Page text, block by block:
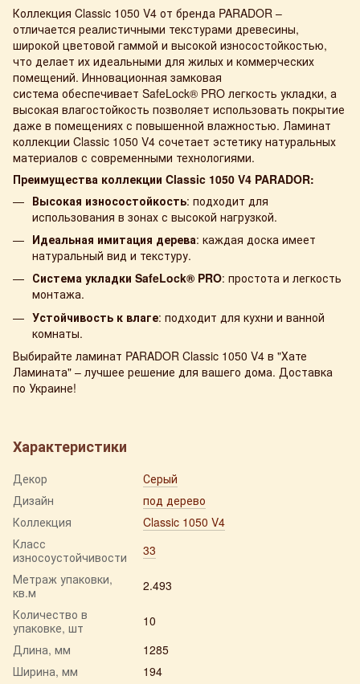
Коллекция Classic 1050 V4 от бренда PARADOR –
отличается реалистичными текстурами древесины,
широкой цветовой гаммой и высокой износостойкостью,
что делает их идеальными для жилых и коммерческих
помещений. Инновационная замковая
система обеспечивает SafeLock® PRO легкость укладки, а
высокая влагостойкость позволяет использовать покрытие
даже в помещениях с повышенной влажностью. Ламинат
коллекции Classic 1050 V4 сочетает эстетику натуральных
материалов с современными технологиями.
Преимущества коллекции Classic 1050 V4 PARADOR:
Высокая износостойкость: подходит для
использования в зонах с высокой нагрузкой.
Идеальная имитация дерева: каждая доска имеет
натуральный вид и текстуру.
Система укладки SafeLock® PRO: простота и легкость
монтажа.
Устойчивость к влаге: подходит для кухни и ванной
комнаты.
Выбирайте ламинат PARADOR Classic 1050 V4 в "Хате
Ламината" – лучшее решение для вашего дома. Доставка
по Украине!
Характеристики
Декор
Серый
Дизайн
под дерево
Коллекция
Classic 1050 V4
Класс
износоустойчивости
33
Метраж упаковки,
кв.м
2.493
Количество в
упаковке, шт
10
Длина, мм
1285
Ширина, мм
194